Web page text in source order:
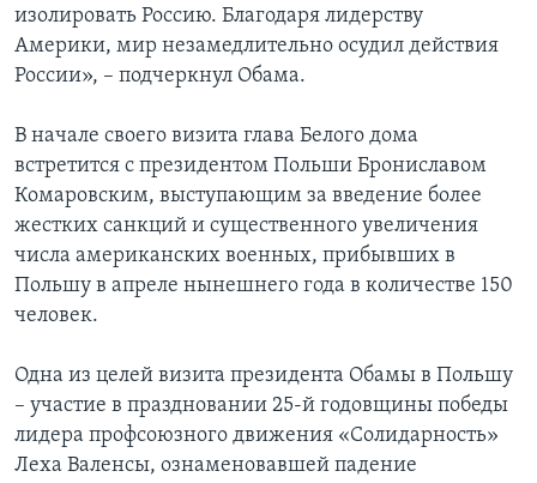
изолировать Россию. Благодаря лидерству
Америки, мир незамедлительно осудил действия
России», – подчеркнул Обама.
В начале своего визита глава Белого дома
встретится с президентом Польши Брониславом
Комаровским, выступающим за введение более
жестких санкций и существенного увеличения
числа американских военных, прибывших в
Польшу в апреле нынешнего года в количестве 150
человек.
Одна из целей визита президента Обамы в Польшу
– участие в праздновании 25-й годовщины победы
лидера профсоюзного движения «Солидарность»
Леха Валенсы, ознаменовавшей падение